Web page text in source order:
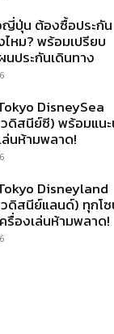
ญี่ปุ่น ต้องซื้อประกัน
ไหม? พร้อมเปรียบ
นประกันเดินทาง
DisneySea
วดิสนีย์ซี) พร้อมแน
ล่นห้ามพลาด!
Disneyland
วดิสนีย์แลนด์) ทุกโ
รื่องเล่นห้ามพลาด!